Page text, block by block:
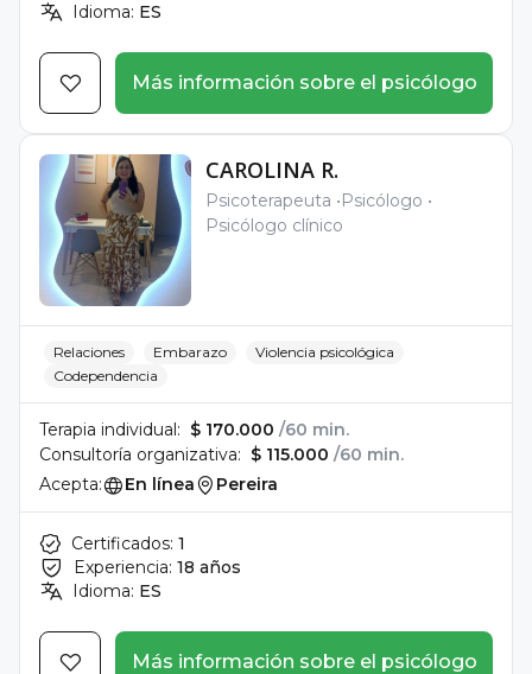
Idioma: ES
Más información sobre el psicólogo
CAROLINA R.
Psicoterapeuta
Psicólogo
Psicólogo clínico
Relaciones Embarazo
Violencia psicológica
Codependencia
Terapia individual: $ 170.000 /60 min.
Consultoría organizativa: $ 115.000 /60 min.
Acepta:
En línea Pereira
Certificados: 1
Experiencia: 18 años
Idioma: ES
Más información sobre el psicólogo